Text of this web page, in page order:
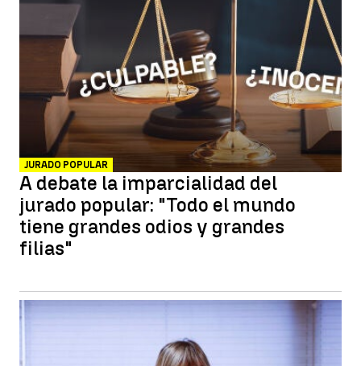
JURADO POPULAR
A debate la imparcialidad del
jurado popular: "Todo el mundo
tiene grandes odios y grandes
filias"